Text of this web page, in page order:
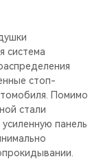
система
стоп-
Помимо
стали
панель